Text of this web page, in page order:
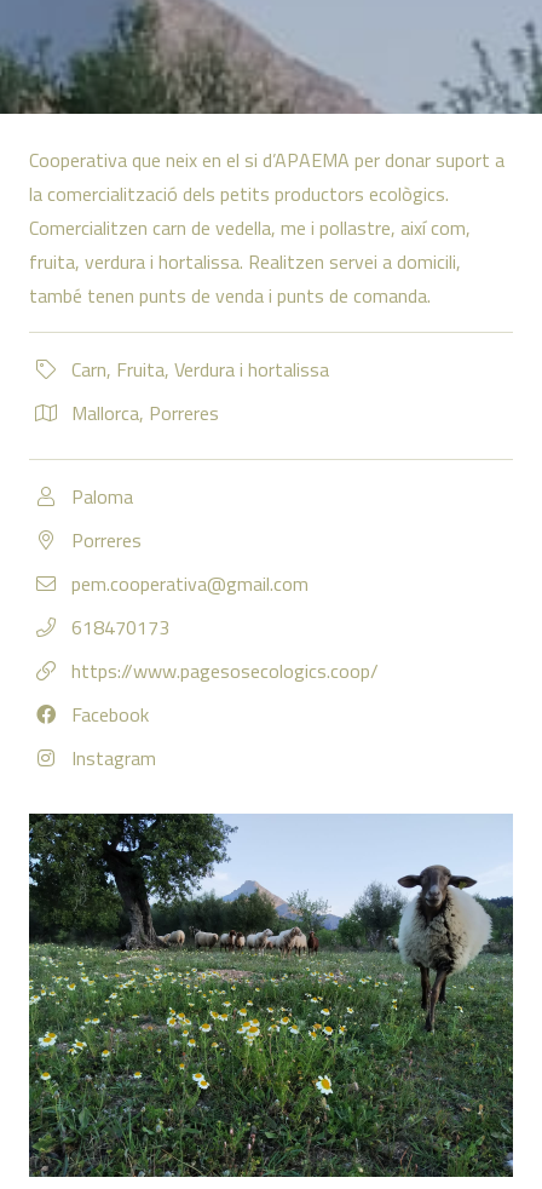
Cooperativa que neix en el si d’APAEMA per donar suport a
la comercialització dels petits productors ecològics.
Comercialitzen carn de vedella, me i pollastre, així com,
fruita, verdura i hortalissa. Realitzen servei a domicili,
també tenen punts de venda i punts de comanda.
Carn, Fruita,Verdura i hortalissa
Mallorca, Porreres
Paloma
Porreres
pem.cooperativa@gmail.com
618470173
https://www.pagesosecologics.coop/
Facebook
Instagram